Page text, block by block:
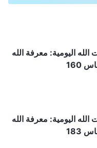
الله اليومية: معرفة الله
160
الله اليومية: معرفة الله
183